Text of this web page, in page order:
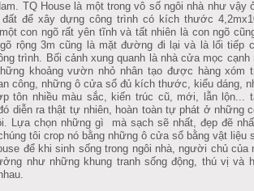
TQ House là một trong vô số ngôi nhà như vậy
đất để xây dựng công trình có kích thước
con ngõ rất yên tĩnh và tất nhiên là con ngõ
rộng 3m cũng là mặt đường đi lại và là lối tiếp
trình. Bối cảnh xung quanh là nhà cửa mọc cạnh
khoảng vườn nhỏ nhân tạo được hàng xóm
công, những ô cửa sổ đủ kích thước, kiểu dáng,
tôn nhiều màu sắc, kiến trúc cũ, mới, lẫn lộn...
diễn ra thật tự nhiên, hoàn toàn tự phát ở những
Lựa chọn những gì mà sạch sẽ nhất, đẹp đẽ
tôi crop nó bằng những ô cửa sổ bằng vật liệu
để khi sinh sống trong ngôi nhà, người chủ của
như những khung tranh sống động, thú vị và